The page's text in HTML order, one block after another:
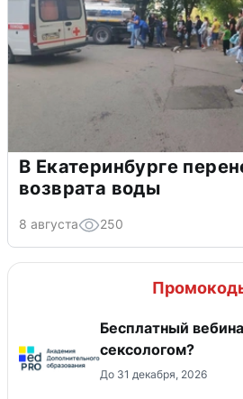
В Екатеринбурге
возврата воды
8 августа 250
Бесплатный
сексологом?
До 31 декабря, 2026